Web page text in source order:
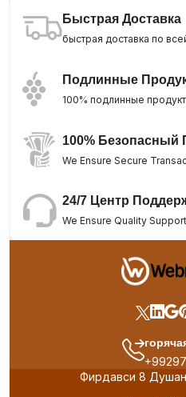
Быстрая Доставка
быстрая доставка по
Подлинные
100% подлинные
100% Безопасный
We Ensure Secure
24/7 Центр
We Ensure Quality Support
Фирдавси 8